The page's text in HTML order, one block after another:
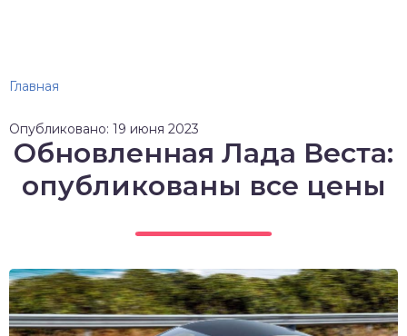
Главная
Опубликовано: 19 июня 2023
Обновленная Лада Веста:
опубликованы все цены